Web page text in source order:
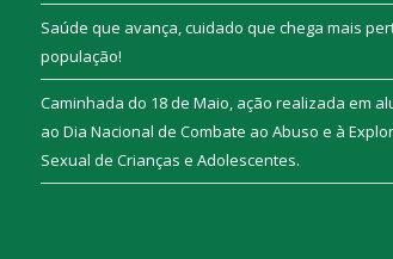
Saúde que avança, cuidado que chega mais
população!
Caminhada do 18 de Maio, ação realizada em
ao Dia Nacional de Combate ao Abuso e à
Sexual de Crianças e Adolescentes.